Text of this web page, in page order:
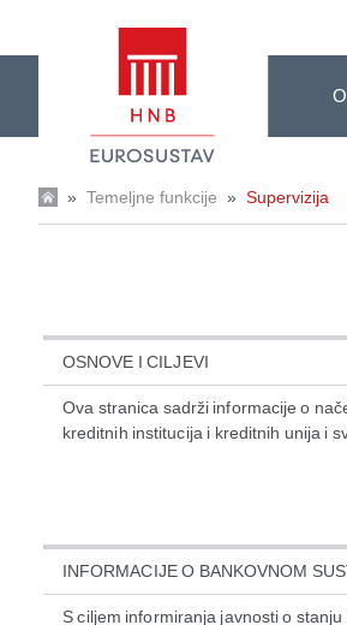
» Temeljne funkcije » Supervizija
OSNOVE I CILJEVI
Ova stranica sadrži informacije o
kreditnih institucija i kreditnih unija i
INFORMACIJE O BANKOVNOM
S ciljem informiranja javnosti o